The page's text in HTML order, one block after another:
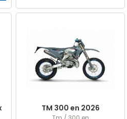
TM 300 en 2026